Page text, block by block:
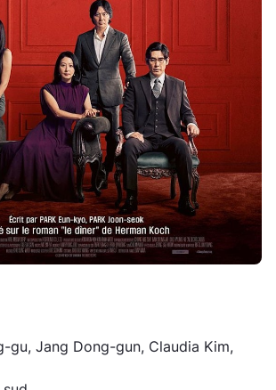
gu, Jang Dong-gun, Claudia Kim,